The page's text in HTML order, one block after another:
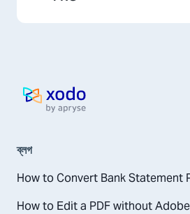
হোম পেজ
ব্লগ
How to Convert Bank Statement
How to Edit a PDF without